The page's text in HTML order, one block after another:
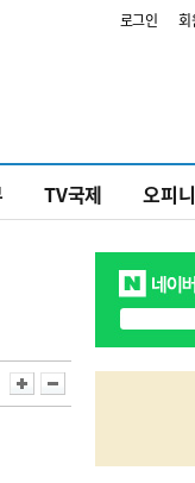
로그인 회
TV국제 오피